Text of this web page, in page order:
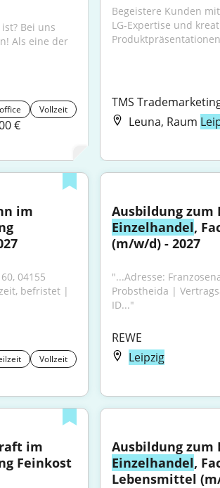
Bei uns
Als eine der
Vollzeit
€
Begeistere Kunden
LG-Expertise und
TMS
Leuna, Raum
befristet |
Vollzeit
Einzelhandel,
(m/w/d) - 2027
"...Adresse:
Probstheida |
ID..."
REWE
Leipzig
Feinkost
Einzelhandel,
Lebensmittel